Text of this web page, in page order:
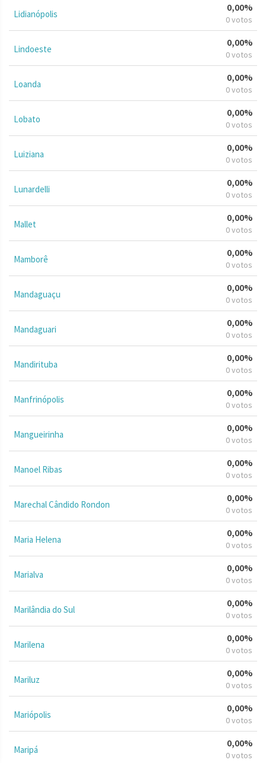
Lidianópolis
0,00%
0 votos
Lindoeste
0,00%
0 votos
Loanda
0,00%
0 votos
Lobato
0,00%
0 votos
Luiziana
0,00%
0 votos
Lunardelli
0,00%
0 votos
Mallet
0,00%
0 votos
Mamborê
0,00%
0 votos
Mandaguaçu
0,00%
0 votos
Mandaguari
0,00%
0 votos
Mandirituba
0,00%
0 votos
Manfrinópolis
0,00%
0 votos
Mangueirinha
0,00%
0 votos
Manoel Ribas
0,00%
0 votos
Marechal Cândido Rondon
0,00%
0 votos
Maria Helena
0,00%
0 votos
Marialva
0,00%
0 votos
Marilândia do Sul
0,00%
0 votos
Marilena
0,00%
0 votos
Mariluz
0,00%
0 votos
Mariópolis
0,00%
0 votos
Maripá
0,00%
0 votos